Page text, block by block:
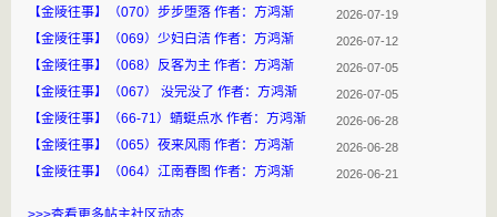
【金陵往事】（070）步步堕落 作者：方鸿渐 2026-07-19
【金陵往事】（069）少妇白洁 作者：方鸿渐 2026-07-12
【金陵往事】（068）反客为主 作者：方鸿渐 2026-07-05
【金陵往事】（067） 没完没了 作者：方鸿渐 2026-07-05
【金陵往事】（66-71）蜻蜓点水 作者：方鸿渐 2026-06-28
【金陵往事】（065）夜来风雨 作者：方鸿渐 2026-06-28
【金陵往事】（064）江南春图 作者：方鸿渐 2026-06-21